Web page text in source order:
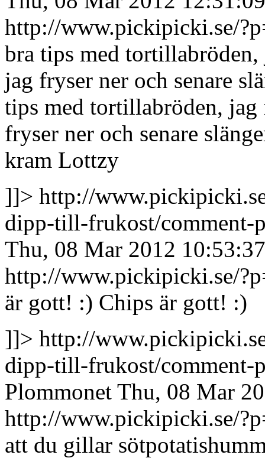
http://www.pickipicki.se/
bra tips med
jag fryser ner och senare
tips med tortillabröden, jag
fryser ner och senare
kram Lottzy
]]> http://
dipp-till-frukost/comment-
Thu, 08 Mar 2012
http://www.pickipicki.se/
är gott! :) Chips är gott! :)
]]> http://
dipp-till-frukost/comment-
Plommonet Thu, 08 Mar
http://www.pickipicki.se/
att du gillar